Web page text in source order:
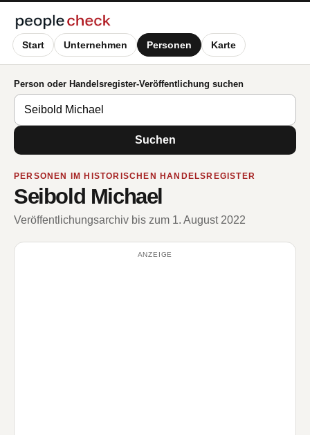
Start Unternehmen Personen Karte
Person oder Handelsregister-Veröffentlichung suchen
Suchen
PERSONEN IM HISTORISCHEN HANDELSREGISTER
Seibold Michael
Veröffentlichungsarchiv bis zum 1. August 2022
ANZEIGE